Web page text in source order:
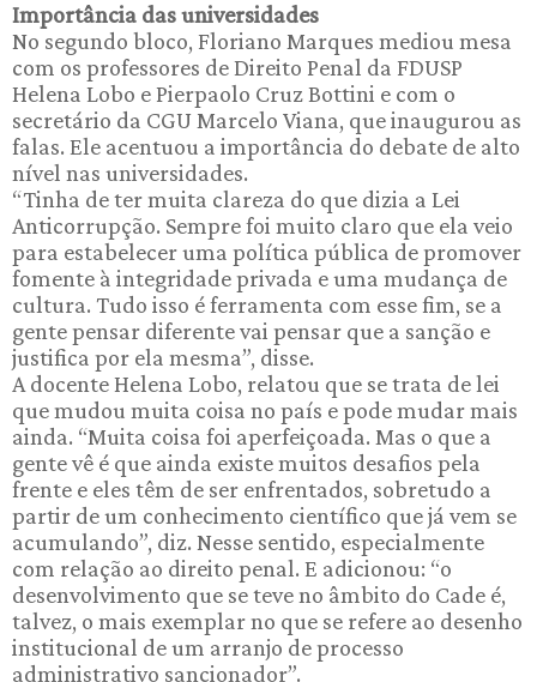
Importância das universidades
No segundo bloco, Floriano Marques mediou mesa
com os professores de Direito Penal da FDUSP
Helena Lobo e Pierpaolo Cruz Bottini e com o
secretário da CGU Marcelo Viana, que inaugurou as
falas. Ele acentuou a importância do debate de alto
nível nas universidades.
“Tinha de ter muita clareza do que dizia a Lei
Anticorrupção. Sempre foi muito claro que ela veio
para estabelecer uma política pública de promover
fomente à integridade privada e uma mudança de
cultura. Tudo isso é ferramenta com esse fim, se a
gente pensar diferente vai pensar que a sanção e
justifica por ela mesma”, disse.
A docente Helena Lobo, relatou que se trata de lei
que mudou muita coisa no país e pode mudar mais
ainda. “Muita coisa foi aperfeiçoada. Mas o que a
gente vê é que ainda existe muitos desafios pela
frente e eles têm de ser enfrentados, sobretudo a
partir de um conhecimento científico que já vem se
acumulando”, diz. Nesse sentido, especialmente
com relação ao direito penal. E adicionou: “o
desenvolvimento que se teve no âmbito do Cade é,
talvez, o mais exemplar no que se refere ao desenho
institucional de um arranjo de processo
administrativo sancionador”.